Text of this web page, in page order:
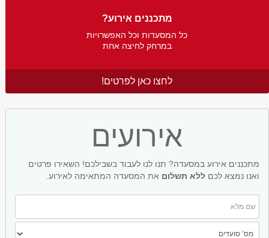
מתכננים אירוע?
כל המסעדות וכל האפשרויות
במרחק לחיצה אחת
לחצו כאן לפרטים!
אירועים
מתכננים אירוע במסעדה? תנו לנו לעבוד בשבילכם! השאירו פרטים
ואנו נמצא לכם ללא תשלום את המסעדה המתאימה לאירוע.